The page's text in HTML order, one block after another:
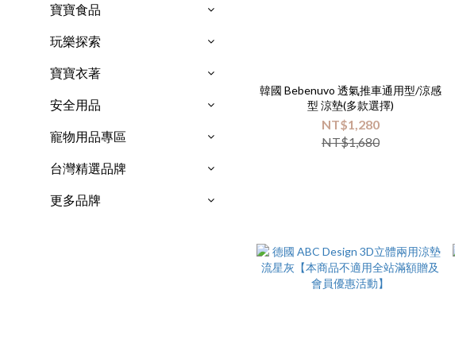
寶寶食品
玩樂探索
寶寶衣著
安全用品
寵物用品專區
台灣精選品牌
更多品牌
韓國 Bebenuvo 透氣推車通用型/涼感
型 涼墊(多款選擇)
NT$1,280
NT$1,680